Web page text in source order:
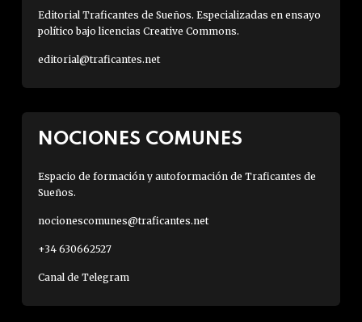
Editorial Traficantes de Sueños. Especializadas en ensayo
político bajo licencias Creative Commons.
editorial@traficantes.net
NOCIONES COMUNES
Espacio de formación y autoformación de Traficantes de
Sueños.
nocionescomunes@traficantes.net
+34 630662527
Canal de Telegram